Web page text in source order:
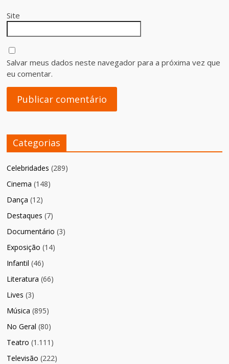
Site
Salvar meus dados neste navegador para a próxima vez que
eu comentar.
Categorias
Celebridades (289)
Cinema (148)
Dança (12)
Destaques (7)
Documentário (3)
Exposição (14)
Infantil (46)
Literatura (66)
Lives (3)
Música (895)
No Geral (80)
Teatro (1.111)
Televisão (222)